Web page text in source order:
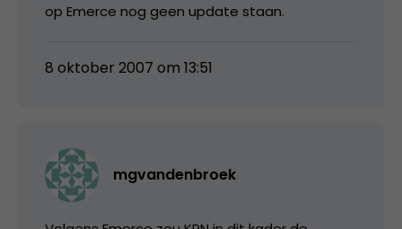
op Emerce nog geen update staan.
8 oktober 2007 om 13:51
mgvandenbroek